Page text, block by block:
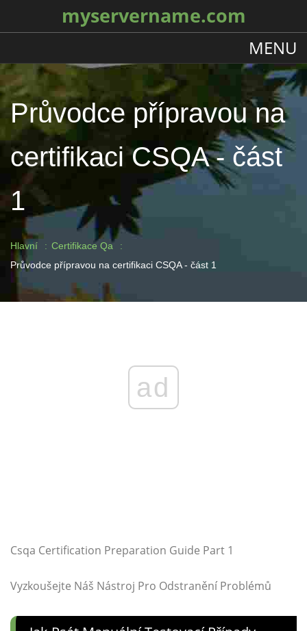
myservername.com
MENU
Průvodce přípravou na
certifikaci CSQA - část
1
Hlavní
Certifikace Qa
Průvodce přípravou na certifikaci CSQA - část 1
ad
Csqa Certification Preparation Guide Part 1
Vyzkoušejte Náš Nástroj Pro Odstranění Problémů